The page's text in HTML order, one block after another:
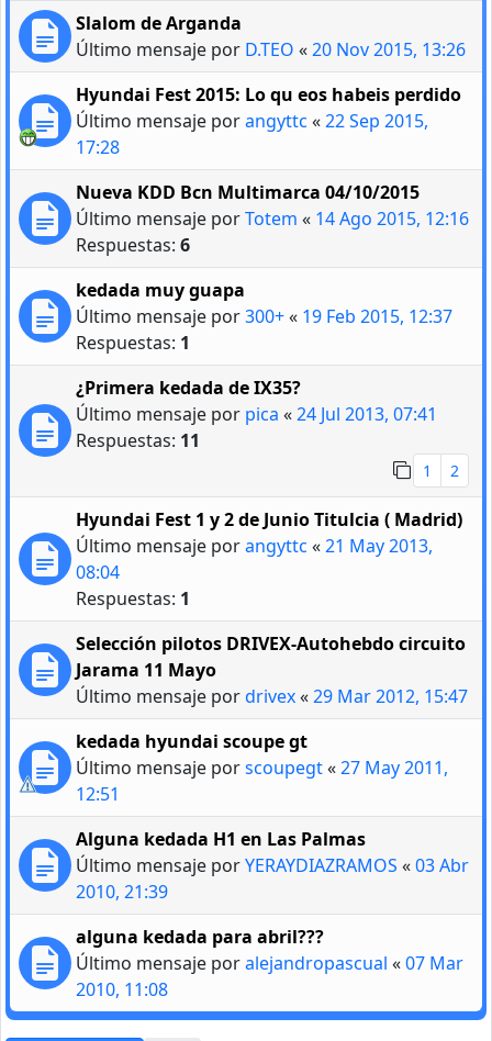
Slalom de Arganda
Último mensaje por D.TEO «20 Nov 2015, 13:26
Hyundai Fest 2015: Lo qu eos habeis perdido
Último mensaje porangyttc «22 Sep 2015,
17:28
Nueva KDD Bcn Multimarca 04/10/2015
Último mensaje porTotem « 14 Ago 2015, 12:16
Respuestas: 6
kedada muy guapa
Último mensaje por300+« 19 Feb 2015, 12:37
Respuestas: 1
¿Primera kedada de IX35?
Último mensaje por pica «24 Jul 2013, 07:41
Respuestas: 11
1 2
Hyundai Fest 1 y 2 de Junio Titulcia ( Madrid)
Último mensaje porangyttc «21 May 2013,
08:04
Respuestas: 1
Selección pilotos DRIVEX-Autohebdo circuito
Jarama 11 Mayo
Último mensaje pordrivex«29 Mar 2012, 15:47
kedada hyundai scoupe gt
Último mensaje porscoupegt«27 May 2011,
12:51
Alguna kedada H1 en Las Palmas
Último mensaje porYERAYDIAZRAMOS «03 Abr
2010, 21:39
alguna kedada para abril???
Último mensaje poralejandropascual «07 Mar
2010, 11:08